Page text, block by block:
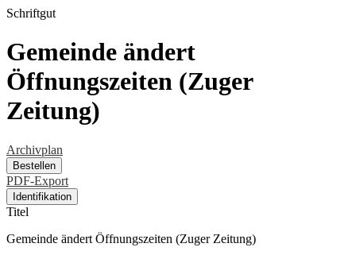
Schriftgut
Gemeinde ändert
Öffnungszeiten (Zuger
Zeitung)
Archivplan
Bestellen
PDF-Export
Identifikation
Titel
Gemeinde ändert Öffnungszeiten (Zuger Zeitung)